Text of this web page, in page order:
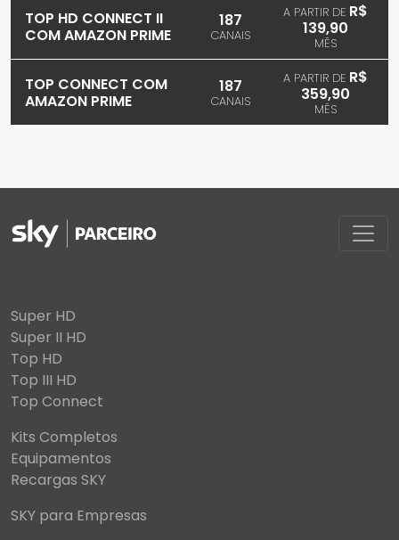
TOP HD CONNECT II
COM AMAZON PRIME
187
CANAIS
A PARTIR DE R$
139,90
MÊS
TOP CONNECT COM
AMAZON PRIME
187
CANAIS
A PARTIR DE R$
359,90
MÊS
Super HD
Super II HD
Top HD
Top III HD
Top Connect
Kits Completos
Equipamentos
Recargas SKY
SKY para Empresas